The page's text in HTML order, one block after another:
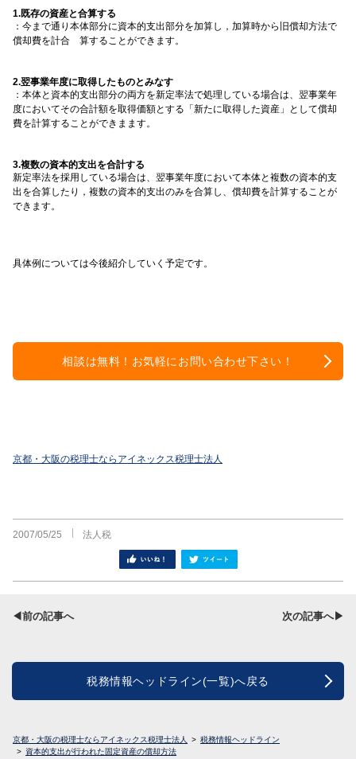
1.既存の資産と合算する
：今まで通り本体部分に資本的支出部分を加算し，加算時から旧償却方法で
償却費を計合 算することができます。
2.翌事業年度に取得したものとみなす
：本体と資本的支出部分の両方を新定率法で処理している場合は、翌事業年
度においてその合計額を取得価額とする「新たに取得した資産」として償却
費を計算することができまます。
3.複数の資本的支出を合計する
新定率法を採用している場合は、翌事業年度において本体と複数の資本的支
出を合算したり，複数の資本的支出のみを合算し、償却費を計算することが
できます。
具体例については今後紹介していく予定です。
相談は無料！お気軽にお問い合わせ下さい！
京都・大阪の税理士ならアイネックス税理士法人
2007/05/25
法人税
シェア
◀前の記事へ 次の記事へ▶
税務情報ヘッドライン(一覧)へ戻る
京都・大阪の税理士ならアイネックス税理士法人
税務情報ヘッドライン
資本的支出が行われた固定資産の償却方法